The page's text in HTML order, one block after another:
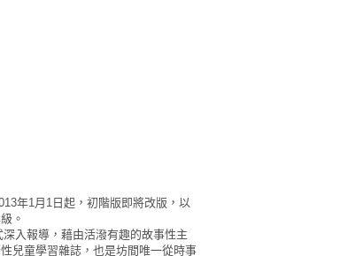
年1月1日起，初階版即將改版，以
。
入報導，藉由活潑有趣的故事性主
兒童學習雜誌，也是坊間唯一從時事